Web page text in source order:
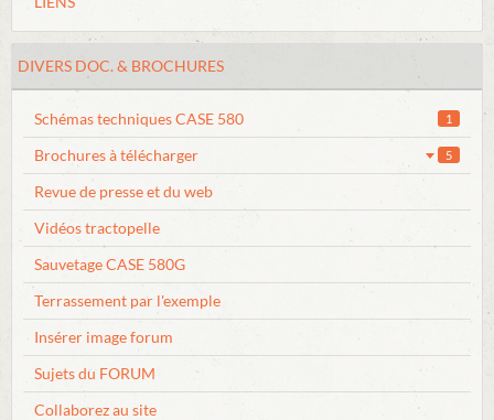
DIVERS DOC. & BROCHURES
Schémas techniques CASE 580 1
Brochures à télécharger 5
Revue de presse et du web
Vidéos tractopelle
Sauvetage CASE 580G
Terrassement par l'exemple
Insérer image forum
Sujets du FORUM
Collaborez au site